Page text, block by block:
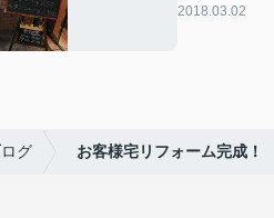
2018.03.02
グ お客様宅リフォーム完成！